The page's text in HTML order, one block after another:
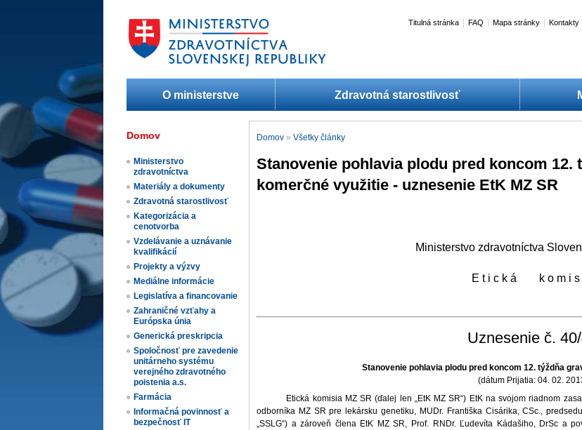
Titulná stránka FAQ Mapa stránky Kontakty
O ministerstve Zdravotná starostlivosť
Domov
Ministerstvo
zdravotníctva
Materiály a dokumenty
Zdravotná starostlivosť
Kategorizácia a
cenotvorba
Vzdelávanie a uznávanie
kvalifikácií
Projekty a výzvy
Mediálne informácie
Legislatíva a financovanie
Zahraničné vzťahy a
Európska únia
Generická preskripcia
Spoločnosť pre zavedenie
unitárneho systému
verejného zdravotného
poistenia a.s.
Farmácia
Informačná povinnosť a
bezpečnosť IT
Domov » Všetky články
Stanovenie pohlavia plodu pred koncom 12.
komerčné využitie - uznesenie EtK MZ SR
Ministerstvo zdravotníctva
E t i c k á k o m i s
Uznesenie č.
Stanovenie pohlavia plodu pred koncom 12. týždňa
(dátum Prijatia: 04. 02.
Etická komisia MZ SR (ďalej len „EtK MZ SR“) EtK na svojom riadnom
odborníka MZ SR pre lekársku genetiku, MUDr. Františka Cisárika, CSc.,
„SSLG“) a zároveň člena EtK MZ SR, Prof. RNDr. Ľudevíta Kádašiho, DrSc a